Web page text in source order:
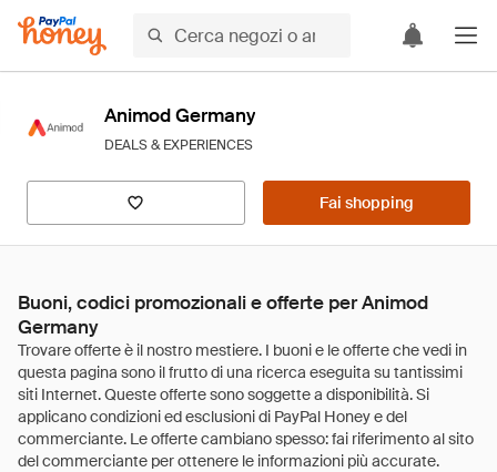
Animod Germany
DEALS & EXPERIENCES
Fai shopping
Buoni, codici promozionali e offerte per Animod
Germany